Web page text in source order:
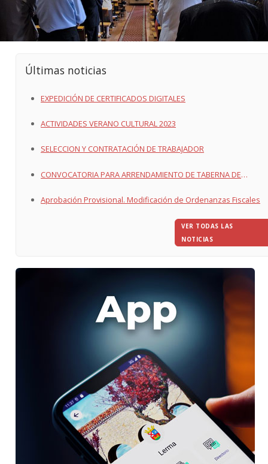
Últimas noticias
EXPEDICIÓN DE CERTIFICADOS DIGITALES
ACTIVIDADES VERANO CULTURAL 2023
SELECCION Y CONTRATACIÓN DE TRABAJADOR
CONVOCATORIA PARA ARRENDAMIENTO DE TABERNA DE
Aprobación Provisional. Modificación de Ordenanzas Fiscales
VER TODAS LAS
NOTICIAS